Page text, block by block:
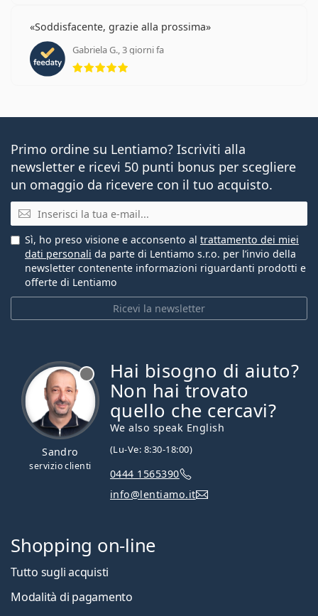
Soddisfacente, grazie alla prossima
Gabriela G., 3 giorni fa
valutazione 5 di 5
Primo ordine su Lentiamo? Iscriviti alla
newsletter e ricevi 50 punti bonus per scegliere
un omaggio da ricevere con il tuo acquisto.
E-mail
Ricevi la newsletter
Sì, ho preso visione e acconsento al trattamento dei miei
dati personali da parte di Lentiamo s.r.o. per l’invio della
newsletter contenente informazioni riguardanti prodotti e
offerte di Lentiamo
Sandro
servizio clienti
Hai bisogno di aiuto?
Non hai trovato
quello che cercavi?
We also speak English
(Lu-Ve: 8:30-18:00)
0444 1565390
info@lentiamo.it
Shopping on-line
Tutto sugli acquisti
Modalità di pagamento